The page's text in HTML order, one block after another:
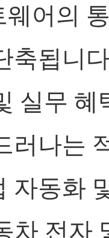
어의
축됩니
실무 혜
러나는
자동화
차 전자